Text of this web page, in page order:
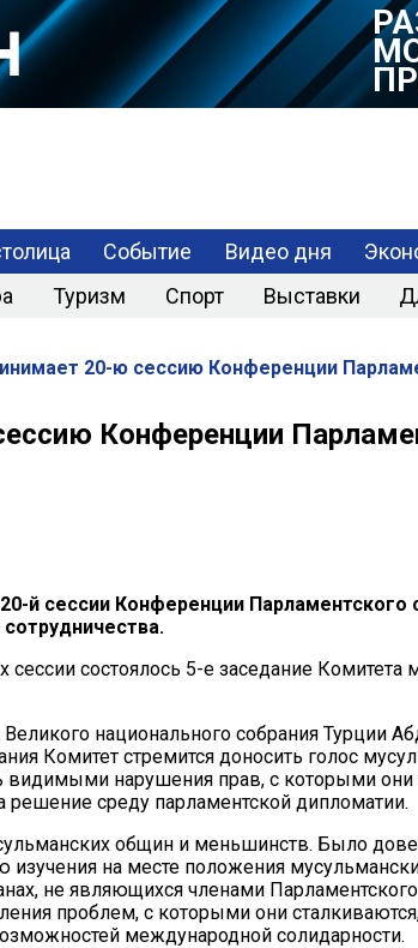
Событие Видео дня
Туризм Спорт Выставки
20-ю сессию Конференции
Конференции
й сессии Конференции Парламентского
состоялось 5-е заседание Комитета
Великого национального собрания Турции
Комитет стремится доносить голос
нарушения прав, с которыми они
среду парламентской дипломатии.
общин и меньшинств. Было
изучения на месте положения
не являющихся членами
проблем, с которыми они
международной солидарности.